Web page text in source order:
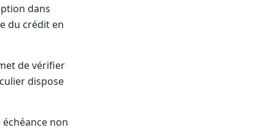
dans
du crédit en
de vérifier
dispose
non